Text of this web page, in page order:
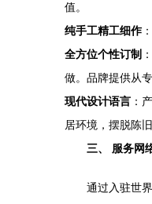
值。
纯手工精工细作
全方位个性订制
做。品牌提供从
现代设计语言 ：
居环境，摆脱陈
三、 服务网
通过入驻世